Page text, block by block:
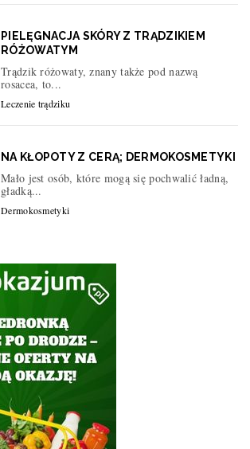
PIELĘGNACJA SKÓRY Z TRĄDZIKIEM
RÓŻOWATYM
Trądzik różowaty, znany także pod nazwą
rosacea, to...
Leczenie trądziku
NA KŁOPOTY Z CERĄ; DERMOKOSMETYKI
Mało jest osób, które mogą się pochwalić ładną,
gładką...
Dermokosmetyki